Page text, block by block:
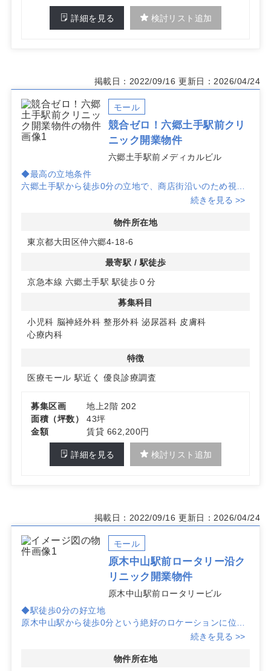
詳細を見る 検討リスト追加
掲載日：2022/09/16 更新日：2026/04/24
モール
競合ゼロ！六郷土手駅前クリ
ニック開業物件
六郷土手駅前メディカルビル
◆最高の立地条件
六郷土手駅から徒歩0分の立地で、商店街沿いのため視認
性と利便性が抜群です。新規開業に最適な環境が整ってい
大田区のこのエリアでは、皮膚科、耳鼻咽喉科、整形外
科、眼科、心療内科の競合がゼロです。集患力を高めるチ
2階の複数区画を一括借り可能で、30㎡から最大70㎡まで
のスペースを自由に設計できます。詳細はお問い合わせく
ださい。
続きを見る >>
物件所在地
東京都大田区仲六郷4-18-6
最寄駅 / 駅徒歩
京急本線 六郷土手駅 駅徒歩０分
募集科目
小児科 脳神経外科 整形外科 泌尿器科 皮膚科
心療内科
特徴
医療モール 駅近く 優良診療調査
募集区画
地上2階 202
面積（坪数）
43坪
金額
賃貸 662,200円
詳細を見る 検討リスト追加
掲載日：2022/09/16 更新日：2026/04/24
モール
原木中山駅前ロータリー沿ク
リニック開業物件
原木中山駅前ロータリービル
◆駅徒歩0分の好立地
原木中山駅から徒歩0分という絶好のロケーションに位置
しています。駅前ロータリーに面しており、視認性と認知
続きを見る >>
物件所在地